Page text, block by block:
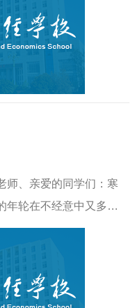
师、亲爱的同学们：寒
年轮在不经意中又多划
财经学校向全校教职
日祝贺！201..